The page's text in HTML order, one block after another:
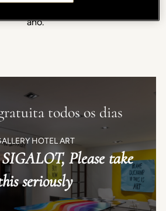
ano.
todos os dias
HOTEL ART
Please take
seriously